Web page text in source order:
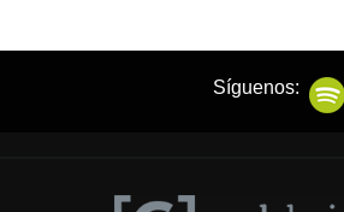
Síguenos: